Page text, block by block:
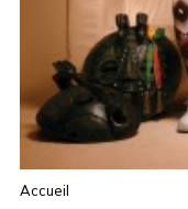
Accueil